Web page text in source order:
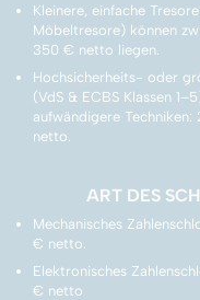
Kleinere, einfache
Möbeltresore) können
350 € netto liegen.
Hochsicherheits- oder
(VdS & ECBS Klassen
aufwändigere
netto.
ART DES
Mechanisches
€ netto.
Elektronisches
€ netto